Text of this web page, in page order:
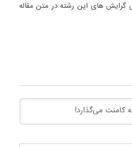
های این رشته در متن مقاله